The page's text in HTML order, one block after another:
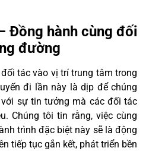
Đồng hành cùng đối
đường
tác vào vị trí trung tâm trong
đi lần này là dịp để chúng
sự tin tưởng mà các đối tác
Chúng tôi tin rằng, việc cùng
trình đặc biệt này sẽ là động
tiếp tục gắn kết, phát triển bền